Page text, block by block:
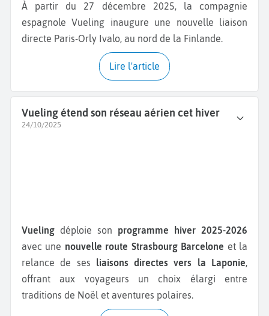
À partir du 27 décembre 2025, la compagnie
espagnole Vueling inaugure une nouvelle liaison
directe Paris-Orly Ivalo, au nord de la Finlande.
Lire l'article
Vueling étend son réseau aérien cet hiver
24/10/2025
Vueling déploie son programme hiver 2025-2026
avec une nouvelle route Strasbourg Barcelone et la
relance de ses liaisons directes vers la Laponie,
offrant aux voyageurs un choix élargi entre
traditions de Noël et aventures polaires.